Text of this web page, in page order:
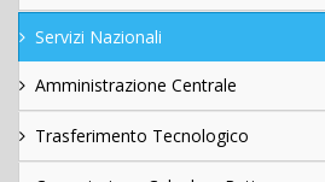
Servizi Nazionali
Amministrazione Centrale
Trasferimento Tecnologico